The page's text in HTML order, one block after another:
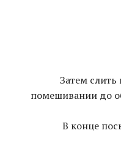
Затем
помешивании до
В конце